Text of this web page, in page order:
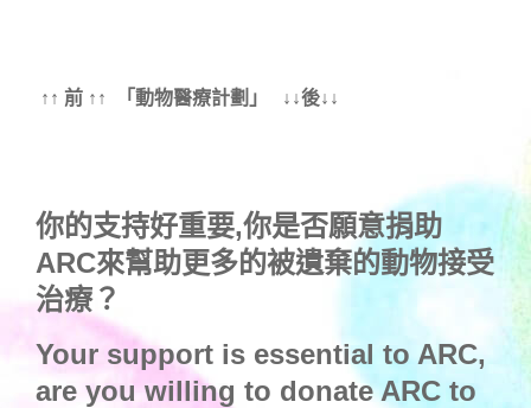
↑↑ 前 ↑↑ 「動物醫療計劃」 ↓↓後↓↓
你的支持好重要,你是否願意捐助
ARC來幫助更多的被遺棄的動物接受
治療？
Your support is essential to ARC,
are you willing to donate ARC to